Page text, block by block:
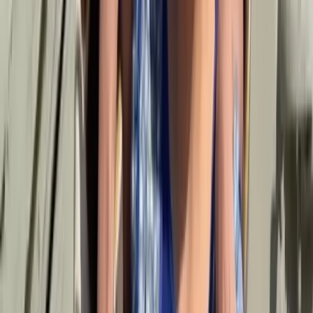
CORPORAL EN LA VIDA DE ARTISTAS
COMO RIHANNA
El fenómeno del arte corporal ha cobrado una mayor
relevancia en la cultura contemporánea, especialmente entre
celebridades como
Rihanna
expresiones de identidad y emociones. Históricamente, el
tatuaje ha sido una forma en que las personas marcan hitos de
sus vidas o recuerdos importantes, y para
, su último
tatuaje es un reflejo directo de su maternidad y su conexión
emocional con sus hijos. La artista ha mencionado en varias
ocasiones cómo los procesos creativos que viven su familia
influyen en su música y en su vida diaria, lo que refuerza su
imagen como una artista auténtica y emocionalmente